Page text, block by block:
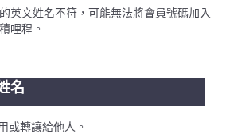
英文姓名不符，可能無法將會員號碼加入
哩程。
名
或轉讓給他人。